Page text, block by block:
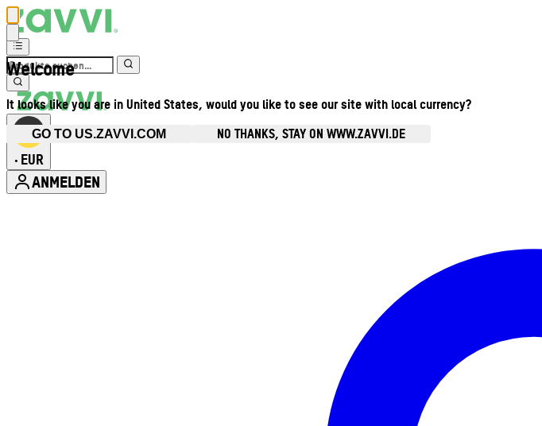
Welcome
It looks like you are in United States, would you like to see our site with local currency?
GO TO US.ZAVVI.COM NO THANKS, STAY ON WWW.ZAVVI.DE
• EUR
ANMELDEN